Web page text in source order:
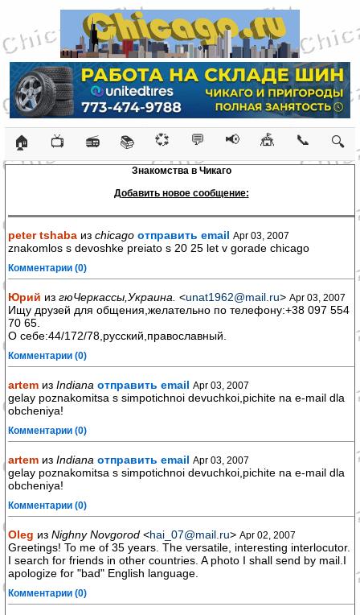
🏠 📺 📻 📚 💞 💬 📢 🎪 📞 🔍
Знакомства в Чикаго
Добавить новое сообщение:
peter tshaba из chicago отправить email Apr 03, 2007
znakomlos s devoshke preiato s 20 25 let v gorade chicago
Комментарии (0)
Юрий из гюЧеркассы,Украина. <unat1962@mail.ru> Apr 03, 2007
Ищу друзей для общения,желательно по телефону:+38 097 554
70 65.
О себе:44/172/78,русский,православный.
Комментарии (0)
artem из Indiana отправить email Apr 03, 2007
gelay poznakomitsa s simpotichnoi devuchkoi,pichite na e-mail dla
obcheniya!
Комментарии (0)
artem из Indiana отправить email Apr 03, 2007
gelay poznakomitsa s simpotichnoi devuchkoi,pichite na e-mail dla
obcheniya!
Комментарии (0)
Oleg из Nighny Novgorod <hai_07@mail.ru> Apr 02, 2007
Greetings! To me of 35 years. The versatile, interesting interlocutor.
I search for friends in other countries. A photo I shall send by mail.I
apologize for "bad" English language.
Комментарии (0)